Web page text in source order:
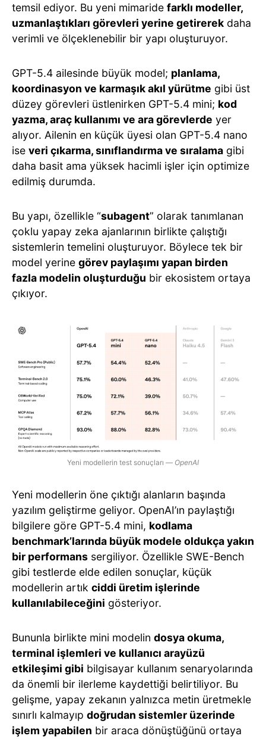
temsil ediyor. Bu yeni mimaride farklı modeller,
uzmanlaştıkları görevleri yerine getirerek daha
verimli ve ölçeklenebilir bir yapı oluşturuyor.
GPT-5.4 ailesinde büyük model; planlama,
koordinasyon ve karmaşık akıl yürütme gibi üst
düzey görevleri üstlenirken GPT-5.4 mini; kod
yazma, araç kullanımı ve ara görevlerde yer
alıyor. Ailenin en küçük üyesi olan GPT-5.4 nano
ise veri çıkarma, sınıflandırma ve sıralama gibi
daha basit ama yüksek hacimli işler için optimize
edilmiş durumda.
Bu yapı, özellikle “subagent” olarak tanımlanan
çoklu yapay zeka ajanlarının birlikte çalıştığı
sistemlerin temelini oluşturuyor. Böylece tek bir
model yerine görev paylaşımı yapan birden
fazla modelin oluşturduğu bir ekosistem ortaya
çıkıyor.
Yeni modellerin test sonuçları — OpenAI
Yeni modellerin öne çıktığı alanların başında
yazılım geliştirme geliyor. OpenAI’ın paylaştığı
bilgilere göre GPT-5.4 mini, kodlama
benchmark’larında büyük modele oldukça yakın
bir performans sergiliyor. Özellikle SWE-Bench
gibi testlerde elde edilen sonuçlar, küçük
modellerin artık ciddi üretim işlerinde
kullanılabileceğini gösteriyor.
Bununla birlikte mini modelin dosya okuma,
terminal işlemleri ve kullanıcı arayüzü
etkileşimi gibi bilgisayar kullanım senaryolarında
da önemli bir ilerleme kaydettiği belirtiliyor. Bu
gelişme, yapay zekanın yalnızca metin üretmekle
sınırlı kalmayıp doğrudan sistemler üzerinde
işlem yapabilen bir araca dönüştüğünü ortaya